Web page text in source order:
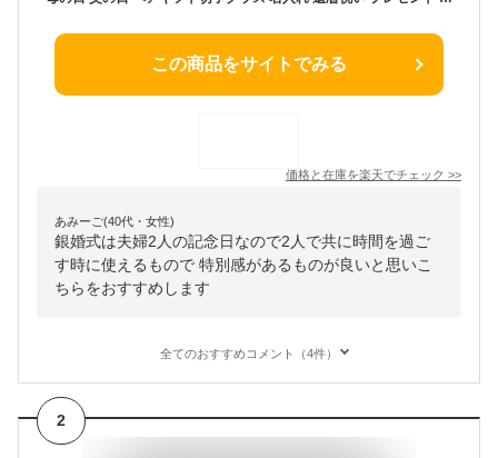
この商品をサイトでみる
価格と在庫を楽天でチェック >>
あみーご(40代・女性)
銀婚式は夫婦2人の記念日なので2人で共に時間を過ご
す時に使えるもので 特別感があるものが良いと思いこ
ちらをおすすめします
全てのおすすめコメント（4件）
2